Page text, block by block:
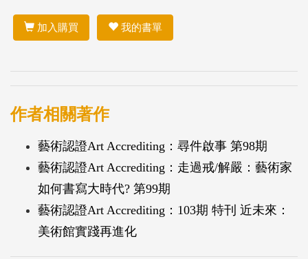
加入購買 我的書單
作者相關著作
藝術認證Art Accrediting：尋件啟事 第98期
藝術認證Art Accrediting：走過戒/解嚴：藝術家
如何書寫大時代? 第99期
藝術認證Art Accrediting：103期 特刊 近未來：
美術館實踐再進化